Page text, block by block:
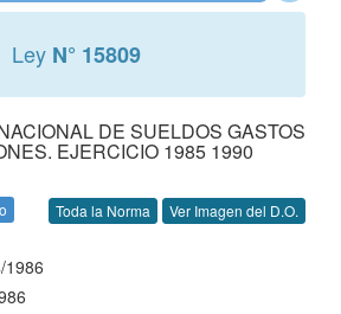
Ley N° 15809
DE SUELDOS GASTOS
EJERCICIO 1985 1990
Toda la Norma Ver Imagen del D.O.
1986